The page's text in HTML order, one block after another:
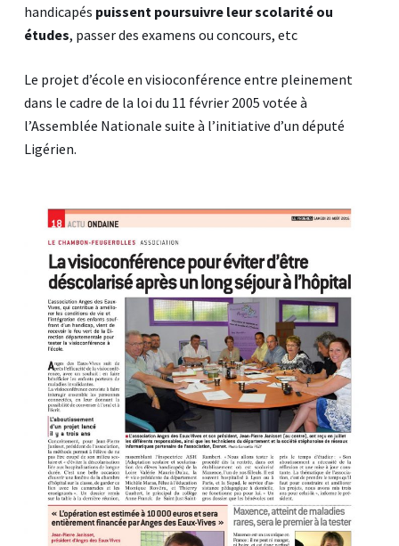
handicapés puissent poursuivre leur scolarité ou
études, passer des examens ou concours, etc
Le projet d’école en visioconférence entre pleinement
dans le cadre de la loi du 11 février 2005 votée à
l’Assemblée Nationale suite à l’initiative d’un député
Ligérien.